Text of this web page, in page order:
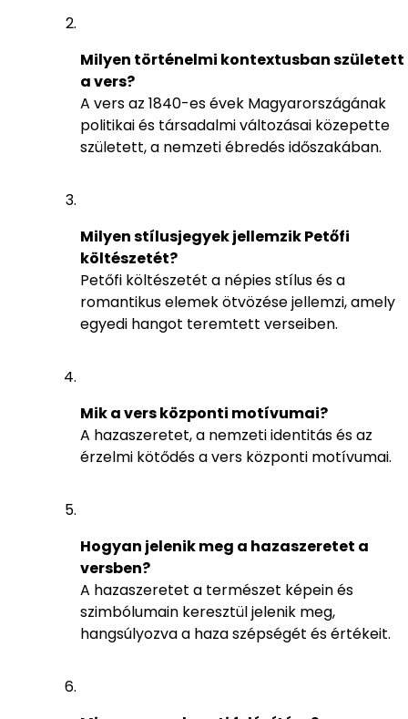
Milyen történelmi kontextusban született
a vers?
A vers az 1840-es évek Magyarországának
politikai és társadalmi változásai közepette
született, a nemzeti ébredés időszakában.
Milyen stílusjegyek jellemzik Petőfi
költészetét?
Petőfi költészetét a népies stílus és a
romantikus elemek ötvözése jellemzi, amely
egyedi hangot teremtett verseiben.
Mik a vers központi motívumai?
A hazaszeretet, a nemzeti identitás és az
érzelmi kötődés a vers központi motívumai.
Hogyan jelenik meg a hazaszeretet a
versben?
A hazaszeretet a természet képein és
szimbólumain keresztül jelenik meg,
hangsúlyozva a haza szépségét és értékeit.